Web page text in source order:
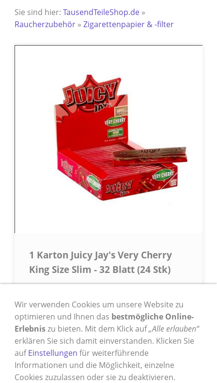
Sie sind hier: TausendTeileShop.de »
Raucherzubehör » Zigarettenpapier & -filter
1 Karton Juicy Jay's Very Cherry
King Size Slim - 32 Blatt (24 Stk)
Rollenpapiere mit Kirsch Aroma. Format:
3,2 x 15,3 cm - Karton/Gebinde mit 24
Heften (mit je 32 Blatt)
28,95 €*
* Alle Preise inkl. USt. zzgl.Versand
Wir verwenden Cookies um unsere Website zu
optimieren und Ihnen das bestmögliche Online-
Erlebniszu bieten. Mit dem Klick auf„Alle erlauben“
erklären Sie sich damit einverstanden. Klicken Sie
aufEinstellungen für weiterführende
Informationen und die Möglichkeit, einzelne
Cookies zuzulassen oder sie zu deaktivieren.